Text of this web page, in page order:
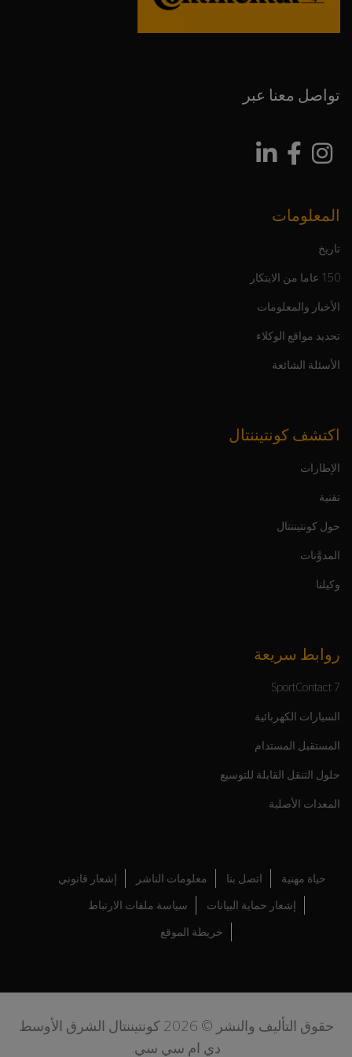
تواصل معنا عبر
المعلومات
تاريخ
150 عاما من الابتكار
الأخبار والمعلومات
تحديد مواقع الوكلاء
الأسئلة الشائعة
اكتشف كونتيننتال
الإطارات
تقنية
حول كونتيننتال
المدوَّنات
وكيلنا
روابط سريعة
SportContact 7
السيارات الكهربائية
المستقبل المستدام
حلول التنقل القابلة للتوسيع
المعدات الأصلية
حياة مهنية اتصل بنا معلومات الناشر إشعار قانوني
إشعار حماية البيانات سياسة ملفات الارتباط
خريطة الموقع
حقوق التأليف والنشر © 2026 كونتيننتال الشرق الأوسط
دي ام سي سي.